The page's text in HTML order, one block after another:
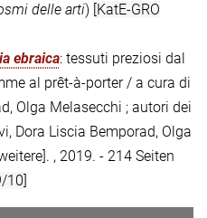
delle arti) [KatE-GRO
ebraica: tessuti preziosi dal
al prêt-à-porter / a cura di
Olga Melasecchi ; autori dei
Dora Liscia Bemporad, Olga
, 2019. - 214 Seiten
10]